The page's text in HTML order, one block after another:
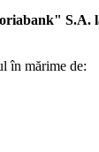
S.A.
în mărime de: